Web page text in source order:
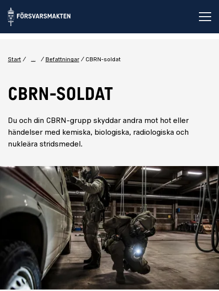
Start ... Befattningar CBRN-soldat
CBRN-SOLDAT
Du och din CBRN-grupp skyddar andra mot hot eller
händelser med kemiska, biologiska, radiologiska och
nukleära stridsmedel.